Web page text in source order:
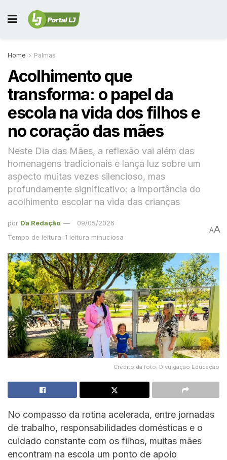
Home Palmas
Acolhimento que
transforma: o papel da
escola na vida dos filhos e
no coração das mães
Neste Dia das Mães, a reflexão vai além das
homenagens tradicionais e lança luz sobre um
aspecto muitas vezes silencioso, mas
profundamente significativo: a importância do
acolhimento escolar na vida das crianças
por Da Redação
09/05/2026
Tempo de leitura: 1 leitura minuciosa
AA
Crédito da foto: Divulgação Educação
No compasso da rotina acelerada, entre jornadas
de trabalho, responsabilidades domésticas e o
cuidado constante com os filhos, muitas mães
encontram na escola um ponto de apoio